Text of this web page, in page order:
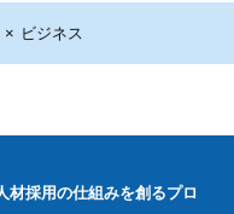
× ビジネス
材採用の仕組みを創るプロ